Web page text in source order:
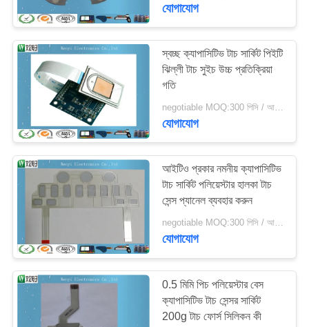
যোগাযোগ
স্বচ্ছ ক্যাপাসিটিভ টাচ সার্কিট পিইটি
ঝিল্লী টাচ সুইচ উচ্চ প্রতিক্রিয়া
গতি
যোগাযোগ
আইটিও প্রকার নমনীয় ক্যাপাসিটিভ
টাচ সার্কিট পলিয়েস্টার হালকা টাচ
সেন্স প্যানেল ব্যবহার করুন
negotiable MOQ:300 পিসি / আদেশ
যোগাযোগ
0.5 মিমি পিচ পলিয়েস্টার বেস
ক্যাপাসিটিভ টাচ সেন্সর সার্কিট
200g টাচ ফোর্স সিলিকন কী